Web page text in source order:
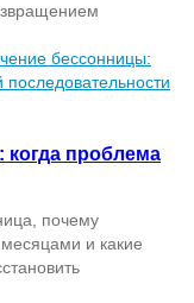
бессонницы:
последовательности
когда проблема
почему
и какие